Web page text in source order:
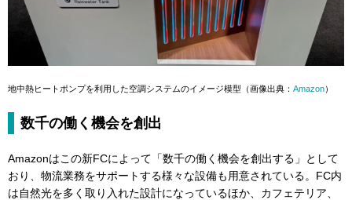
地中熱ヒートポンプを利用した空調システムのイメージ模型（画像出典： Amazon）
数千の働く機会を創出
Amazonはこの新FCによって「数千の働く機会を創出する」として
おり、物流業務をサポートする様々な設備も用意されている。FC内
は自然光を多く取り入れた設計になっているほか、カフェテリア、